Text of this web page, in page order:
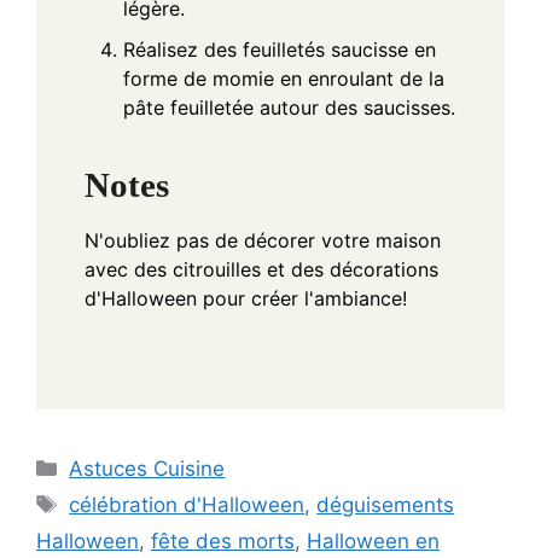
légère.
Réalisez des feuilletés saucisse en
forme de momie en enroulant de la
pâte feuilletée autour des saucisses.
Notes
N'oubliez pas de décorer votre maison
avec des citrouilles et des décorations
d'Halloween pour créer l'ambiance!
Categories
Astuces Cuisine
Tags
célébration d'Halloween, déguisements
Halloween, fête des morts, Halloween en